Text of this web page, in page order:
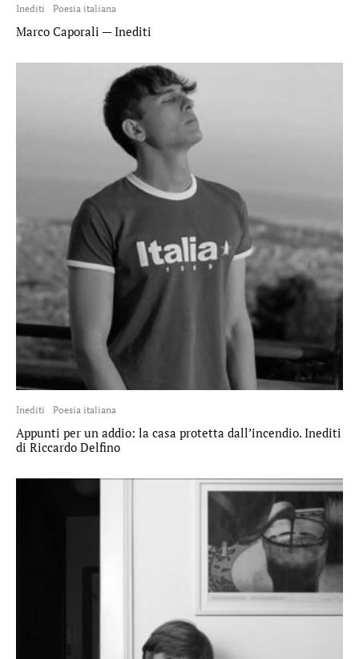
Inediti Poesia italiana
Marco Caporali — Inediti
Inediti Poesia italiana
Appunti per un addio: la casa protetta dall’incendio. Inediti
di Riccardo Delfino